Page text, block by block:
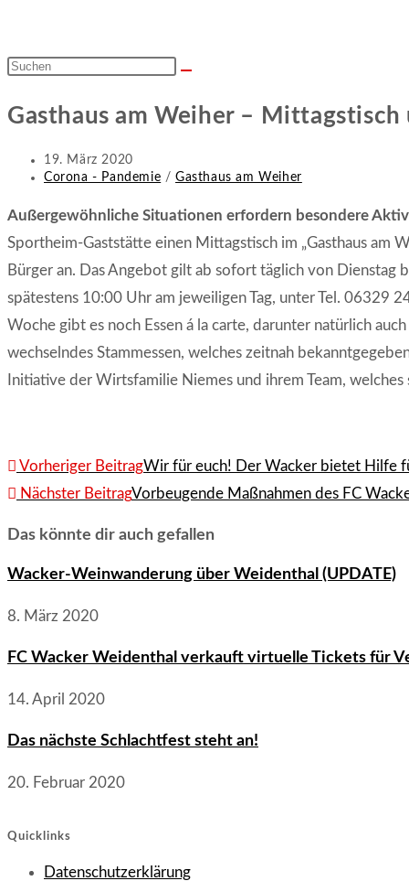
Diese
durchsuchen
Gasthaus am Weiher –
Beitrag
veröffentlicht:
19. März 2020
Beitrags-
Corona - Pandemie / Gasthaus am Weiher
Außergewöhnliche Situationen erfordern besondere
Sportheim-Gaststätte einen Mittagstisch im „Gasthaus am
Bürger an. Das Angebot gilt ab sofort täglich von Dienstag
spätestens 10:00 Uhr am jeweiligen Tag, unter Tel.
Woche gibt es noch Essen á la carte, darunter natürlich
wechselndes Stammessen, welches zeitnah
Initiative der Wirtsfamilie Niemes und ihrem Team,
Weitere
Artikel
Vorheriger BeitragWir für euch! Der Wacker bietet Hilfe
Nächster BeitragVorbeugende Maßnahmen des FC
Das könnte dir auch gefallen
Wacker-Weinwanderung über Weidenthal (UPDATE)
8. März 2020
FC Wacker Weidenthal verkauft virtuelle Tickets für
14. April 2020
Das nächste Schlachtfest steht an!
20. Februar 2020
Quicklinks
DatenschutzerklärungOpens